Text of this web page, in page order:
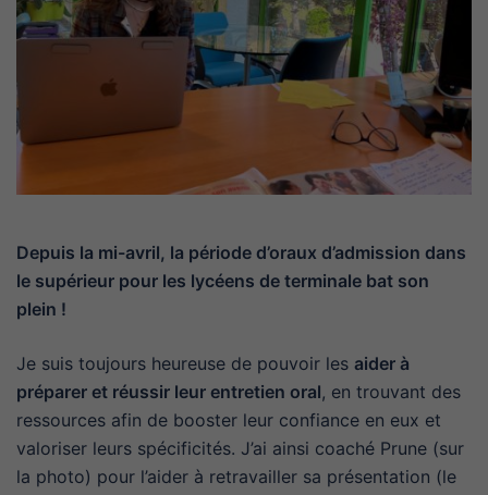
Depuis la mi-avril, la période d’oraux d’admission dans
le supérieur pour les lycéens de terminale bat son
plein !
Je suis toujours heureuse de pouvoir les aider à
préparer et réussir leur entretien oral, en trouvant des
ressources afin de booster leur confiance en eux et
valoriser leurs spécificités. J’ai ainsi coaché Prune (sur
la photo) pour l’aider à retravailler sa présentation (le